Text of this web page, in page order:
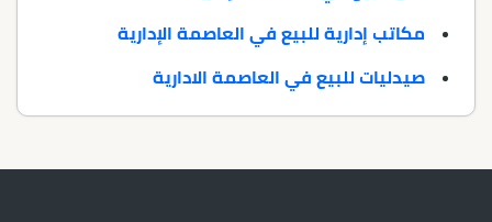
مكاتب إدارية للبيع في العاصمة الإدارية
صيدليات للبيع في العاصمة الادارية